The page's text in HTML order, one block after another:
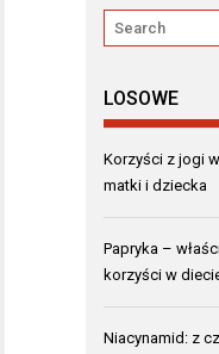
LOSOWE
Korzyści z jogi
matki i dziecka
Papryka –
korzyści w
Niacynamid: z